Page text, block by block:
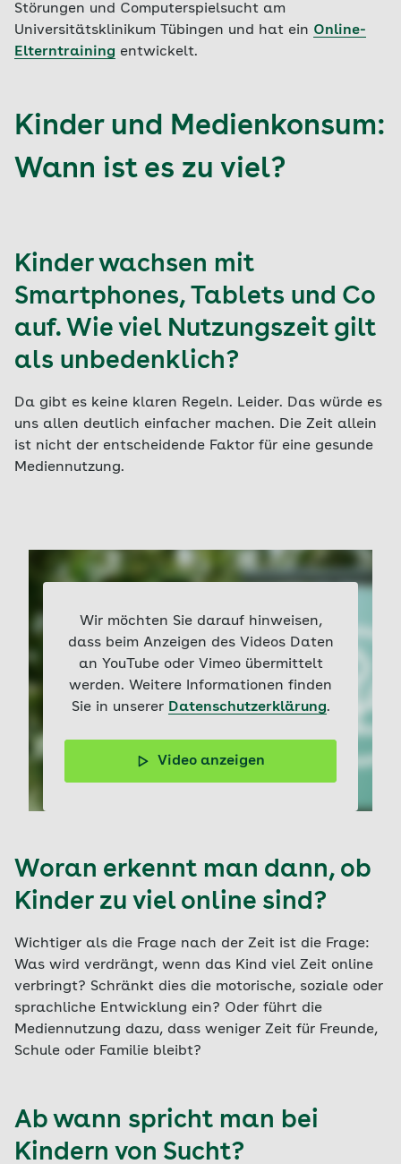
Störungen und Computerspielsucht am
Universitätsklinikum Tübingen und hat ein Online-
Elterntraining entwickelt.
Kinder und Medienkonsum:
Wann ist es zu viel?
Kinder wachsen mit
Smartphones, Tablets und Co
auf. Wie viel Nutzungszeit gilt
als unbedenklich?
Da gibt es keine klaren Regeln. Leider. Das würde es
uns allen deutlich einfacher machen. Die Zeit allein
ist nicht der entscheidende Faktor für eine gesunde
Mediennutzung.
Wir möchten Sie darauf hinweisen,
dass beim Anzeigen des Videos Daten
an YouTube oder Vimeo übermittelt
werden. Weitere Informationen finden
Sie in unserer Datenschutzerklärung.
Video anzeigen
Autor, Dipl.-Pädagoge und Pubertätscoach Matthias
Jung zeigt, wie man Jugendliche in der digitalen Welt
Woran erkennt man dann, ob
Kinder zu viel online sind?
Wichtiger als die Frage nach der Zeit ist die Frage:
Was wird verdrängt, wenn das Kind viel Zeit online
verbringt? Schränkt dies die motorische, soziale oder
sprachliche Entwicklung ein? Oder führt die
Mediennutzung dazu, dass weniger Zeit für Freunde,
Schule oder Familie bleibt?
Ab wann spricht man bei
Kindern von Sucht?